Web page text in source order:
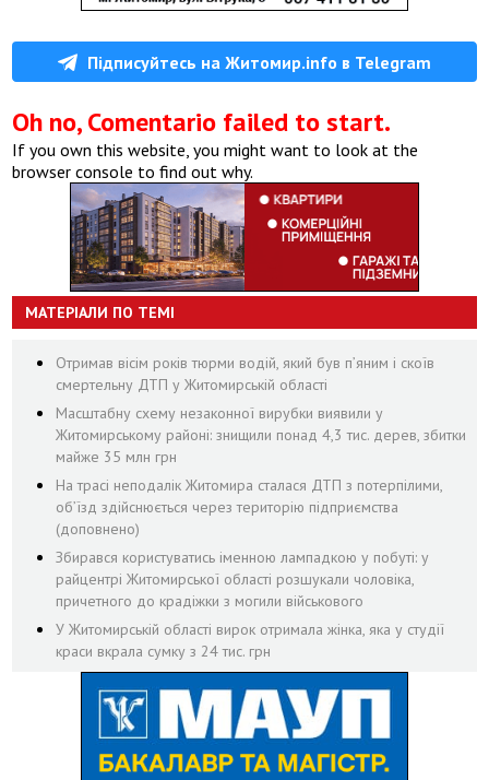
Підписуйтесь на Житомир.info в Telegram
Oh no, Comentario failed to start.
If you own this website, you might want to look at the
browser console to find out why.
МАТЕРІАЛИ ПО ТЕМІ
Отримав вісім років тюрми водій, який був п’яним і скоїв
смертельну ДТП у Житомирській області
Масштабну схему незаконної вирубки виявили у
Житомирському районі: знищили понад 4,3 тис. дерев, збитки
майже 35 млн грн
На трасі неподалік Житомира сталася ДТП з потерпілими,
об’їзд здійснюється через територію підприємства
(доповнено)
Збирався користуватись іменною лампадкою у побуті: у
райцентрі Житомирської області розшукали чоловіка,
причетного до крадіжки з могили військового
У Житомирській області вирок отримала жінка, яка у студії
краси вкрала сумку з 24 тис. грн